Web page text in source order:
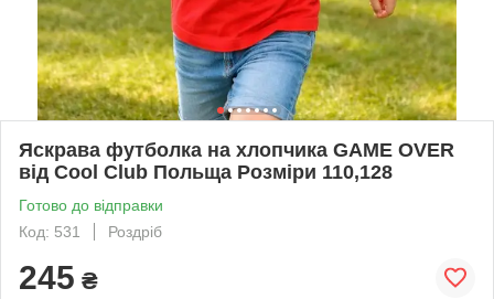
Яскрава футболка на хлопчика GAME OVER
від Cool Club Польща Розміри 110,128
Готово до відправки
Код: 531
Роздріб
245 ₴